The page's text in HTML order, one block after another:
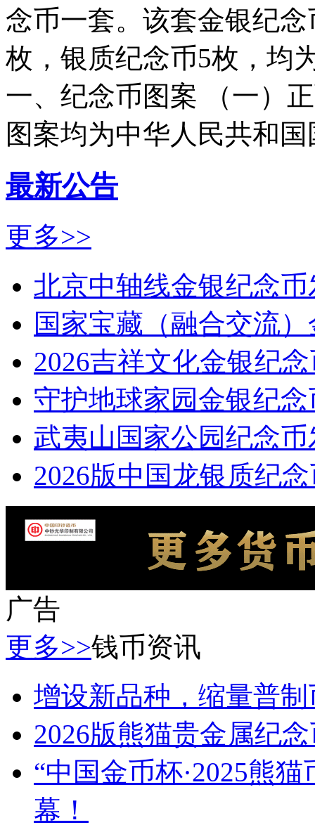
念币一套。该套金银纪
枚，银质纪念币5枚，均
一、纪念币图案 （一）
图案均为中华人民共和国
最新公告
更多>>
北京中轴线金银纪念
国家宝藏（融合交流
2026吉祥文化金银纪
守护地球家园金银纪
武夷山国家公园纪念
2026版中国龙银质纪
广告
更多>>钱币资讯
增设新品种，缩量普
2026版熊猫贵金属纪
“中国金币杯·2025熊
幕！